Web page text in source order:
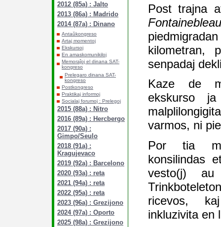
2012 (85a) : Jalto
2013 (86a) : Madrido
2014 (87a) : Dinano
Antaŭkongreso
Artaj momentoj
Ekskursoj
En amaskomunikiloj
Memoraĵoj el dinana SAT-
kongreso
Prelegaro dinana SAT-
kongreso
Postkongreso
Praktikaj informoj
Socialaj forumoj : Prelegoj
2015 (88a) : Nitro
2016 (89a) : Hercbergo
2017 (90a) :
Gimpo/Seulo
2018 (91a) :
Kragujevaco
2019 (92a) : Barcelono
2020 (93a) : reta
2021 (94a) : reta
2022 (95a) : reta
2023 (96a) : Grezijono
2024 (97a) : Oporto
2025 (98a) : Grezijono
Post trajna
kilometran,
senpadaj
Kaze de
ekskurso
varmos, ni
Por tia
konsilindas
vesto(j)
ricevos,
inkluzivita en